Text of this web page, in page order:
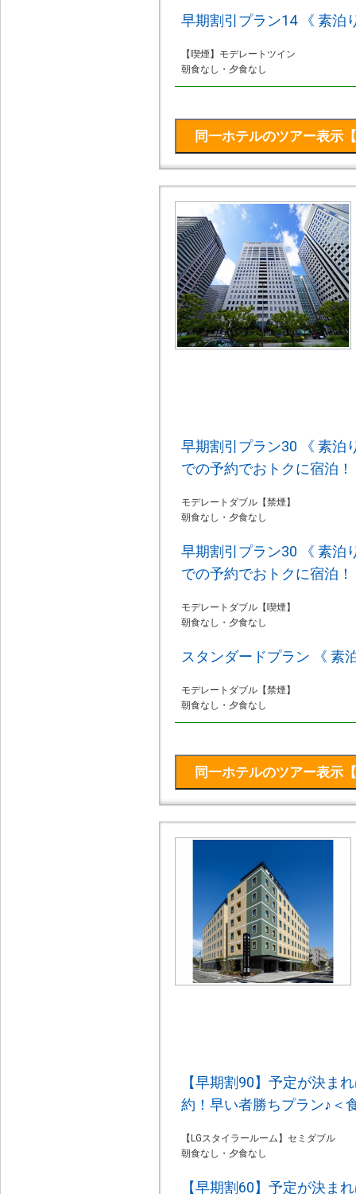
早期割引プラン14 《 素泊
【喫煙】モデレートツイン
朝食なし・夕食なし
早期割引プラン30 《 素
での予約でおトクに宿泊！
モデレートダブル【禁煙】
朝食なし・夕食なし
早期割引プラン30 《 素
での予約でおトクに宿泊！
モデレートダブル【喫煙】
朝食なし・夕食なし
スタンダードプラン 《 素
モデレートダブル【禁煙】
朝食なし・夕食なし
【早期割90】予定が決ま
約！早い者勝ちプラン♪＜
【LGスタイラールーム】セミダブル
朝食なし・夕食なし
【早期割60】予定が決ま